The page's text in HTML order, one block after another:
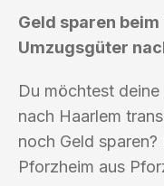
Geld sparen
Umzugsgüter
Du möchtest
nach Haarlem
noch Geld
Pforzheim aus